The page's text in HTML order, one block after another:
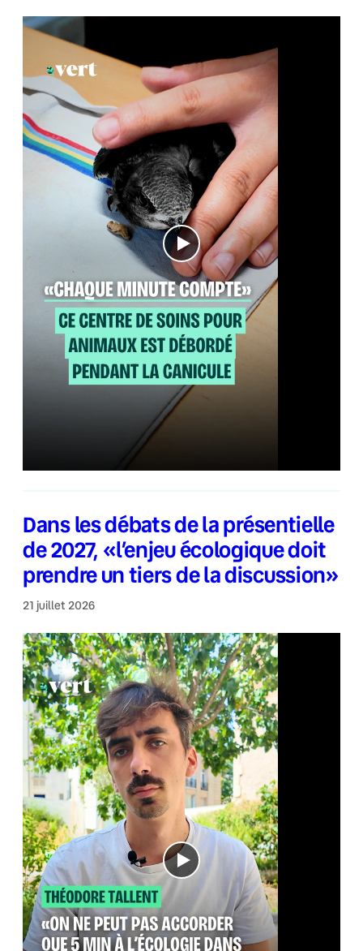
Dans les débats de la présentielle
de 2027, «l’enjeu écologique doit
prendre un tiers de la discussion»
21 juillet 2026